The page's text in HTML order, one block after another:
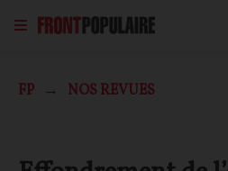
FP NOS REVUES